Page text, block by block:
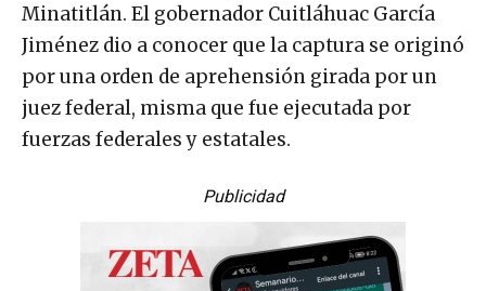
Minatitlán. El gobernador Cuitláhuac García
Jiménez dio a conocer que la captura se originó
por una orden de aprehensión girada por un
juez federal, misma que fue ejecutada por
fuerzas federales y estatales.
Publicidad